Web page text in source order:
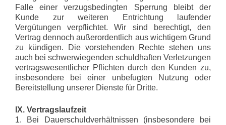
Falle einer verzugsbedingten Sperrung bleibt der
Kunde zur weiteren Entrichtung laufender
Vergütungen verpflichtet. Wir sind berechtigt, den
Vertrag dennoch außerordentlich aus wichtigem Grund
zu kündigen. Die vorstehenden Rechte stehen uns
auch bei schwerwiegenden schuldhaften Verletzungen
vertragswesentlicher Pflichten durch den Kunden zu,
insbesondere bei einer unbefugten Nutzung oder
Bereitstellung unserer Dienste für Dritte.
IX. Vertragslaufzeit
1. Bei Dauerschuldverhältnissen (insbesondere bei